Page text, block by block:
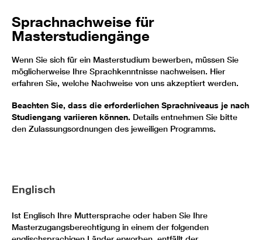
Sprachnachweise für
Masterstudiengänge
Wenn Sie sich für ein Masterstudium bewerben, müssen Sie
möglicherweise Ihre Sprachkenntnisse nachweisen. Hier
erfahren Sie, welche Nachweise von uns akzeptiert werden.
Beachten Sie, dass die erforderlichen Sprachniveaus je nach
Studiengang variieren können. Details entnehmen Sie bitte
den Zulassungsordnungen des jeweiligen Programms.
Englisch
Ist Englisch Ihre Muttersprache oder haben Sie Ihre
Masterzugangsberechtigung in einem der folgenden